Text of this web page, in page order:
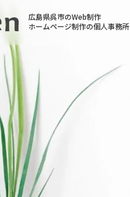
広島県呉市のWeb制作
ホームページ制作の個人事務所